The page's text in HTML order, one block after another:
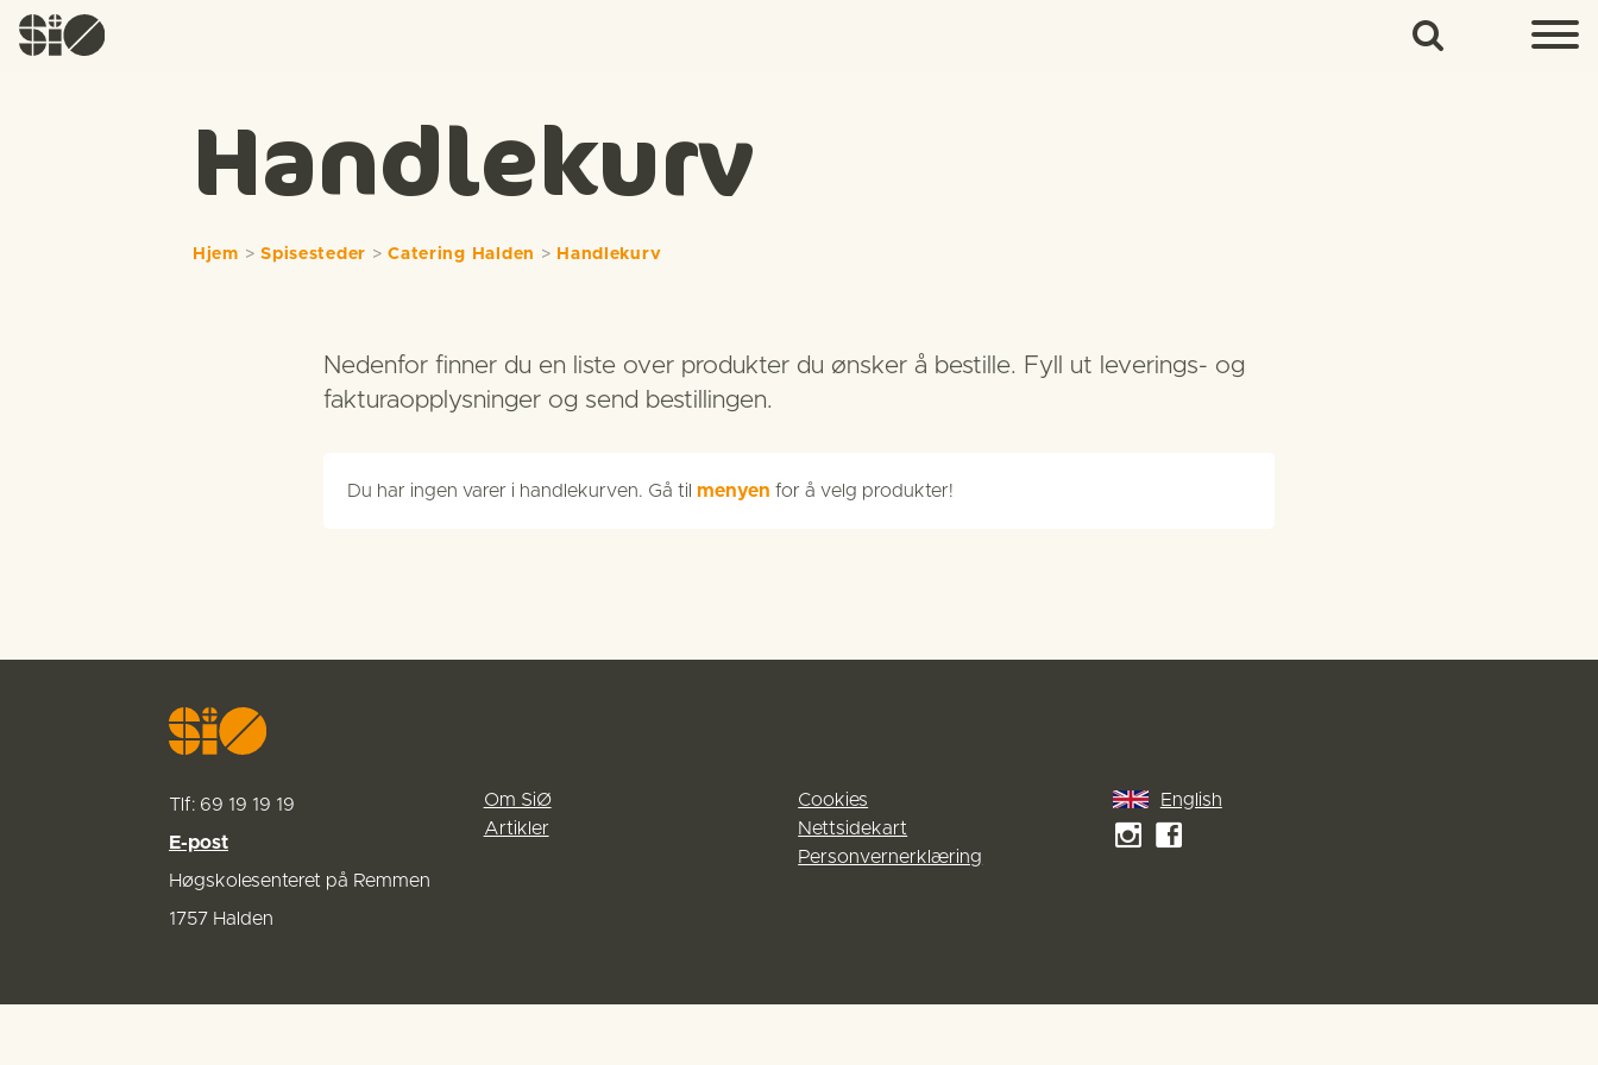
Handlekurv
Hjem >Spisesteder >Catering Halden > Handlekurv
Nedenfor finner du en liste over produkter du ønsker å bestille. Fyll ut leverings- og
fakturaopplysninger og send bestillingen.
Du har ingen varer i handlekurven. Gå til menyen for å velg produkter!
Tlf: 69 19 19 19
E-post
Høgskolesenteret på Remmen
1757 Halden
Om SiØ
Artikler
Cookies
Nettsidekart
Personvernerklæring
English